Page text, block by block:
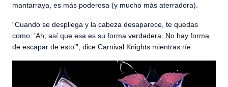
mantarraya, es más poderosa (y mucho más aterradora).
“Cuando se despliega y la cabeza desaparece, te quedas
como: 'Ah, así que esa es su forma verdadera. No hay forma
de escapar de esto'”, dice Carnival Knights mientras ríe.